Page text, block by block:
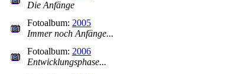
Die Anfänge
Fotoalbum: 2005
Immer noch Anfänge...
Fotoalbum: 2006
Entwicklungsphase...